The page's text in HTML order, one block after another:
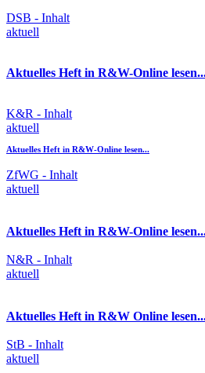
DSB - Inhalt
aktuell
Aktuelles Heft in R&W-Online
K&R - Inhalt
aktuell
Aktuelles Heft in R&W-Online lesen...
ZfWG - Inhalt
aktuell
Aktuelles Heft in R&W-Online
N&R - Inhalt
aktuell
Aktuelles Heft in R&W Online
StB - Inhalt
aktuell